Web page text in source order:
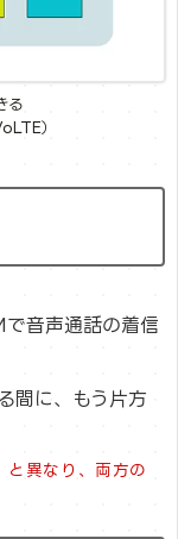
る
）
音声通話の着信
間に、もう片方
と異なり、両方の